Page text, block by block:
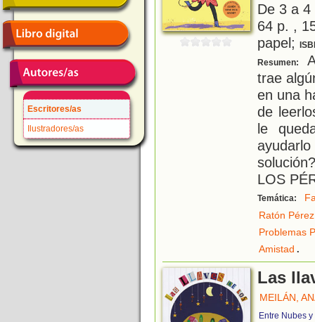
Escritores/as
Ilustradores/as
De 3 a
64 p. ,
papel;
Resumen:
trae
en una
de
le
LOS
Temática:
Ratón Pérez
Problemas
Amistad .
Las
MEILÁN,
Entre Nubes